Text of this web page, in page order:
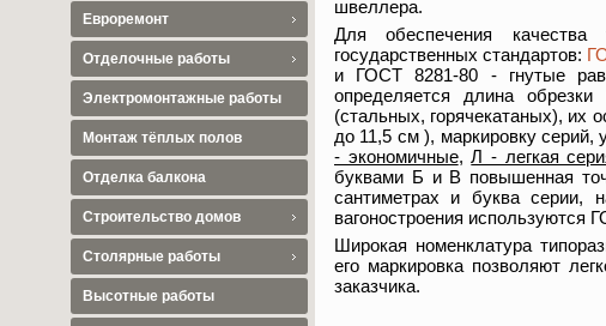
швеллера.
Для обеспечения качества
государственных стандартов:
и ГОСТ 8281-80 - гнутые
определяется длина
(стальных, горячекатаных), их
до 11,5 см ), маркировку
- экономичные,Л - легкая
буквами Б и В повышенная
сантиметрах и буква
вагоностроения используются
Широкая номенклатура
его маркировка позволяют
заказчика.
Евроремонт
Отделочные работы
Электромонтажные работы
Монтаж тёплых полов
Отделка балкона
Строительство домов
Столярные работы
Высотные работы